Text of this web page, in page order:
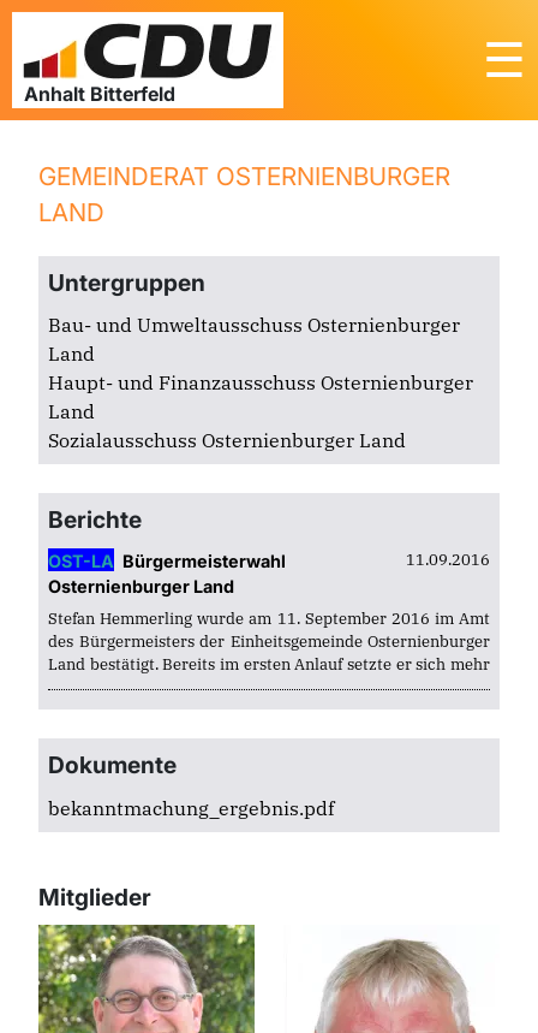
☰
GEMEINDERAT OSTERNIENBURGER
LAND
Mitglieder
Untergruppen
Bau- und Umweltausschuss Osternienburger
Land
Haupt- und Finanzausschuss Osternienburger
Land
Sozialausschuss Osternienburger Land
Berichte
11.09.2016
OST-LA Bürgermeisterwahl
Osternienburger Land
Stefan Hemmerling wurde am 11. September 2016 im Amt
des Bürgermeisters der Einheitsgemeinde Osternienburger
Land bestätigt. Bereits im ersten Anlauf setzte er sich mehr
als 50 Prozent der abgegebenen Stimmen gegen zwei
Mitbewerber durch...
Dokumente
bekanntmachung_ergebnis.pdf